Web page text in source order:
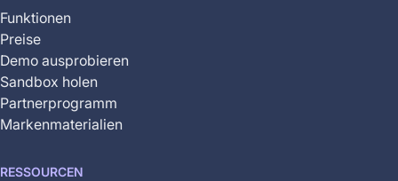
available
Funktionen
Preise
Demo ausprobieren
Sandbox holen
Partnerprogramm
Markenmaterialien
RESSOURCEN